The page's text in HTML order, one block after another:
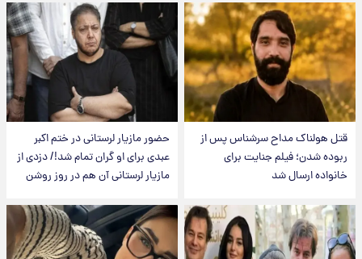
قتل هولناک مداح سرشناس پس از
ربوده شدن؛ فیلم جنایت برای
خانواده ارسال شد
حضور مازیار لرستانی در ختم اکبر
عبدی برای او گران تمام شد!/ دزدی از
مازیار لرستانی آن هم در روز روشن